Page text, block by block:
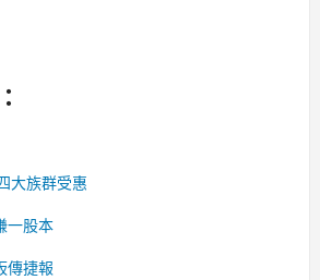
大族群受惠
一股本
傳捷報